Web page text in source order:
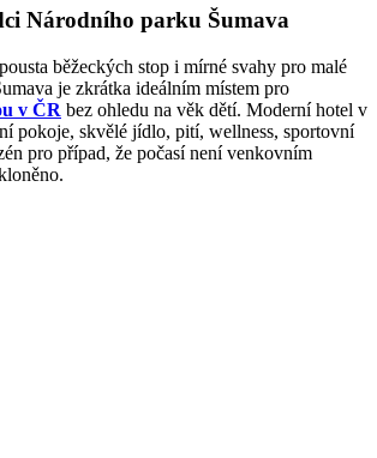
Národního parku Šumava
běžeckých stop i mírné svahy pro malé
je zkrátka ideálním místem pro
v ČR bez ohledu na věk dětí. Moderní hotel v
pokoje, skvělé jídlo, pití, wellness, sportovní
pro případ, že počasí není venkovním